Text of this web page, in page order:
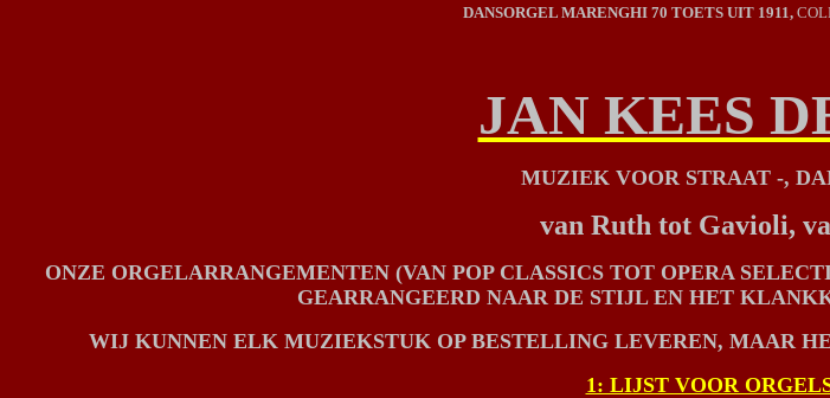
DANSORGEL MARENGHI 70 TOETS UIT 1911,
JAN KEES
MUZIEK VOOR STRAAT -,
van Ruth tot Gavioli,
ONZE ORGELARRANGEMENTEN (VAN POP CLASSICS TOT OPERA
GEARRANGEERD NAAR DE STIJL EN HET
WIJ KUNNEN ELK MUZIEKSTUK OP BESTELLING LEVEREN, MAAR
1: LIJST VOOR